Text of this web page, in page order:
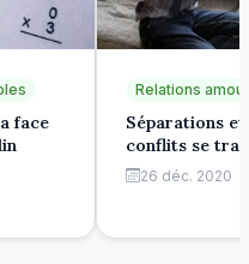
face
Relations
Séparations
conflits se
26 déc. 2020